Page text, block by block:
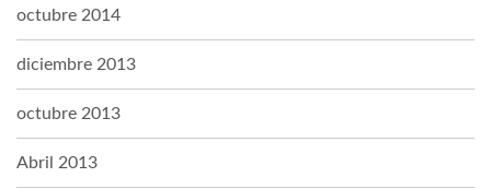
octubre 2014
diciembre 2013
octubre 2013
Abril 2013